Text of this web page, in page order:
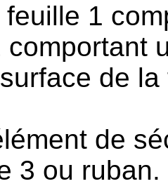
feuille 1
comportant
de la
de
3 ou ruban.